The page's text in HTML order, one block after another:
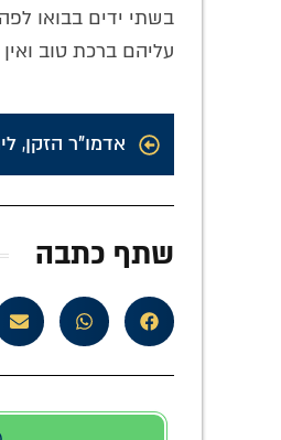
בשתי ידים בבואו
עליהם ברכת טוב
אדמו"ר הזקן,
שתף כתבה